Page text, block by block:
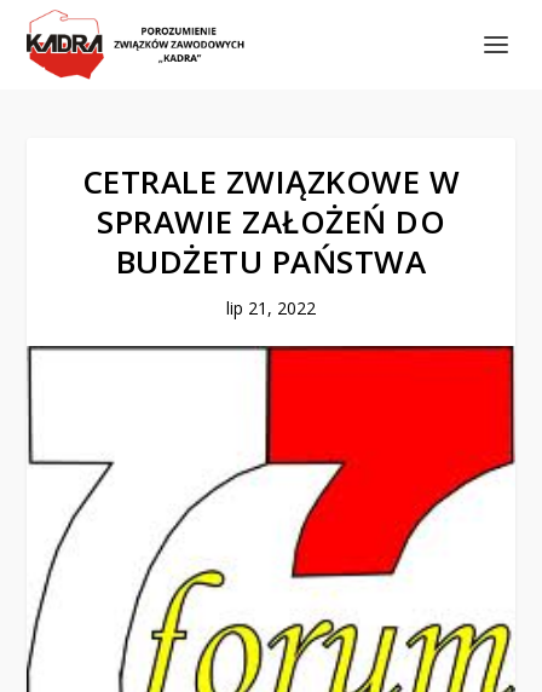
CETRALE ZWIĄZKOWE W
SPRAWIE ZAŁOŻEŃ DO
BUDŻETU PAŃSTWA
lip 21, 2022